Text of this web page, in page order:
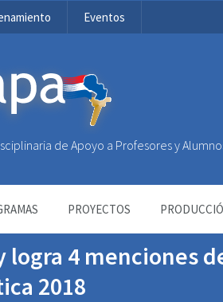
Eventos
de Apoyo a Profesores y
PROYECTOS
logra 4 menciones
2018